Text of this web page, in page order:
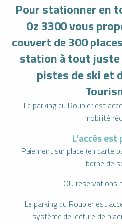
Pour stationner en
Oz 3300 vous
couvert de 300
station à tout juste
pistes de ski et
Le parking du Roubier est
mobilité
L’accès
Paiement sur place (en carte
borne de
OU réservations
Le parking du Roubier est
système de lecture de